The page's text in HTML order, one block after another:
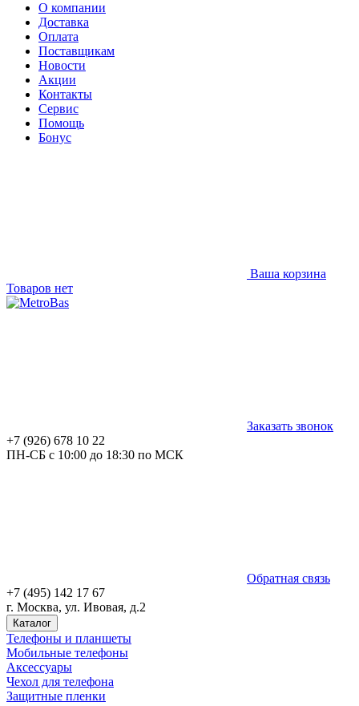
О компании
Доставка
Оплата
Поставщикам
Новости
Акции
Контакты
Сервис
Помощь
Бонус
Ваша корзина
Товаров нет
Заказать звонок
+7 (926) 678 10 22
ПН-СБ с 10:00 до 18:30 по МСК
Обратная связь
+7 (495) 142 17 67
г. Москва, ул. Ивовая, д.2
Каталог
Телефоны и планшеты
Мобильные телефоны
Аксессуары
Чехол для телефона
Защитные пленки